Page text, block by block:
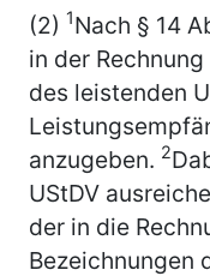
(2) 1Nach § 14
in der
des leistenden
anzugeben. 2
UStDV
der in die
Bezeichnungen